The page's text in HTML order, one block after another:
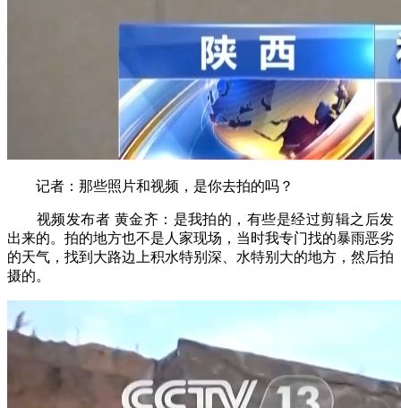
记者：那些照片和视频，是你去拍的吗？
视频发布者 黄金齐：是我拍的，有些是经过剪辑之后发
出来的。拍的地方也不是人家现场，当时我专门找的暴雨恶劣
的天气，找到大路边上积水特别深、水特别大的地方，然后拍
摄的。